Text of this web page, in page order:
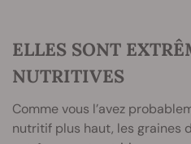
ELLES SONT
NUTRITIVES
Comme vous l’avez
nutritif plus haut, les graines